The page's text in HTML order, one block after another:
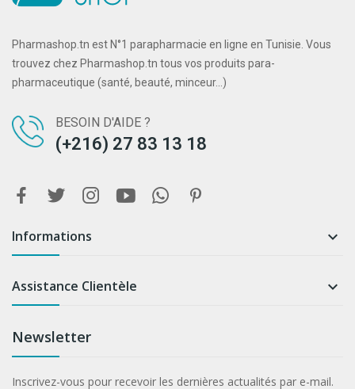
Pharmashop.tn est N°1 parapharmacie en ligne en Tunisie. Vous
trouvez chez Pharmashop.tn tous vos produits para-
pharmaceutique (santé, beauté, minceur...)
BESOIN D'AIDE ?
(+216) 27 83 13 18
Informations 
Assistance Clientèle 
Newsletter
Inscrivez-vous pour recevoir les dernières actualités par e-mail.